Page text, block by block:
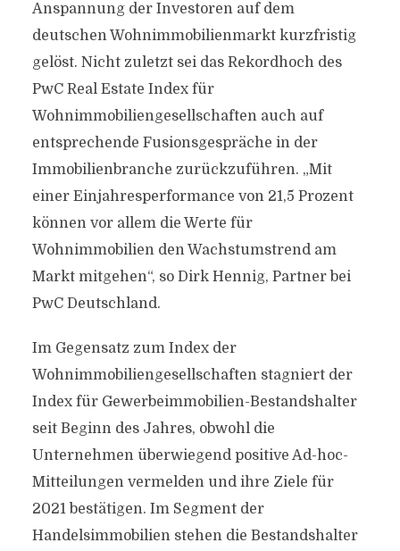
Anspannung der Investoren auf dem
deutschen Wohnimmobilienmarkt kurzfristig
gelöst. Nicht zuletzt sei das Rekordhoch des
PwC Real Estate Index für
Wohnimmobiliengesellschaften auch auf
entsprechende Fusionsgespräche in der
Immobilienbranche zurückzuführen. „Mit
einer Einjahresperformance von 21,5 Prozent
können vor allem die Werte für
Wohnimmobilien den Wachstumstrend am
Markt mitgehen“, so Dirk Hennig, Partner bei
PwC Deutschland.
Im Gegensatz zum Index der
Wohnimmobiliengesellschaften stagniert der
Index für Gewerbeimmobilien-Bestandshalter
seit Beginn des Jahres, obwohl die
Unternehmen überwiegend positive Ad-hoc-
Mitteilungen vermelden und ihre Ziele für
2021 bestätigen. Im Segment der
Handelsimmobilien stehen die Bestandshalter